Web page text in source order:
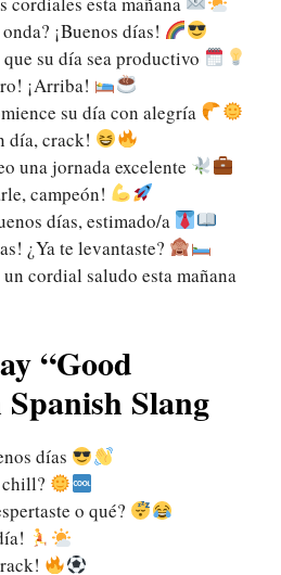
¡Buenos días!
su día sea productivo
¡Arriba!
su día con alegría
día, crack!
una jornada excelente
campeón!
días, estimado/a
¿Ya te levantaste?
cordial saludo esta mañana
“Good
Slang
días
chill?
o qué?